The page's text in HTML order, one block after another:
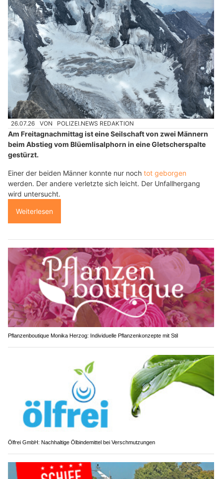
26.07.26 VON POLIZEI.NEWS REDAKTION
Am Freitagnachmittag ist eine Seilschaft von zwei Männern
beim Abstieg vom Blüemlisalphorn in eine Gletscherspalte
gestürzt.
Einer der beiden Männer konnte nur noch tot geborgen
werden. Der andere verletzte sich leicht. Der Unfallhergang
wird untersucht.
Weiterlesen
Pflanzenboutique Monika Herzog: Individuelle Pflanzenkonzepte mit Stil
Ölfrei GmbH: Nachhaltige Ölbindemittel bei Verschmutzungen